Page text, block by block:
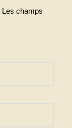
Les champs